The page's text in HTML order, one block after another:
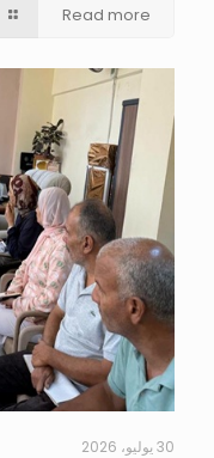
Read more
30 يوليو، 2026